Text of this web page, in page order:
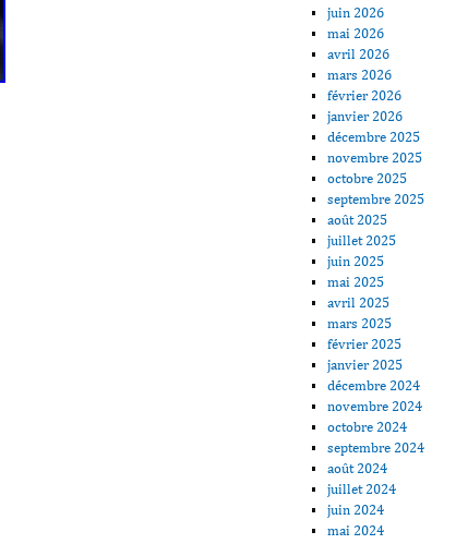
juin 2026
mai 2026
avril 2026
mars 2026
février 2026
janvier 2026
décembre 2025
novembre 2025
octobre 2025
septembre 2025
août 2025
juillet 2025
juin 2025
mai 2025
avril 2025
mars 2025
février 2025
janvier 2025
décembre 2024
novembre 2024
octobre 2024
septembre 2024
août 2024
juillet 2024
juin 2024
mai 2024